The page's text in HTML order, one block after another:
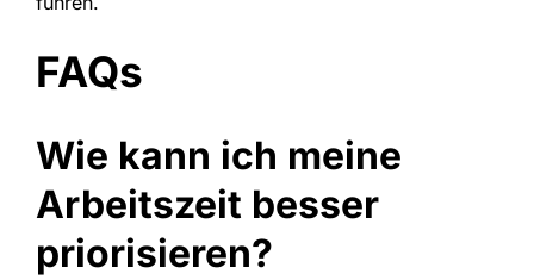
FAQs
Wie kann ich meine
Arbeitszeit besser
priorisieren?